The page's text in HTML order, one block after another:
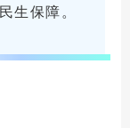
生保障。